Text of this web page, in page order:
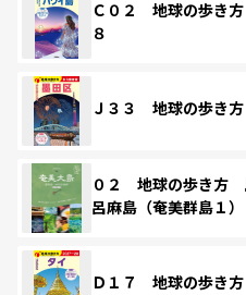
Ｃ０２ 地球の歩き
８
Ｊ３３ 地球の歩き
０２ 地球の歩き
呂麻島（奄美群島１
Ｄ１７ 地球の歩き